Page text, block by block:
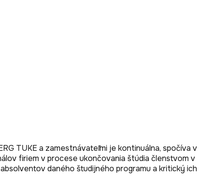
TUKE a zamestnávateľmi je kontinuálna, spočíva v
firiem v procese ukončovania štúdia členstvom v
daného študijného programu a kritický ich